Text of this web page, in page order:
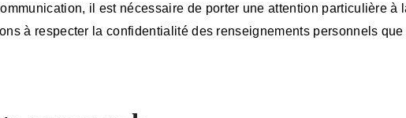
il est nécessaire de porter une attention particulière à
à respecter la confidentialité des renseignements personnels que